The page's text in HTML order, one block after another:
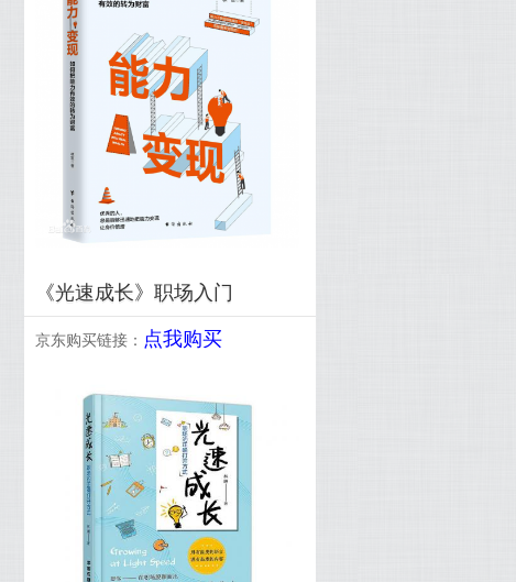
《光速成长》职场入门
京东购买链接： 点我购买